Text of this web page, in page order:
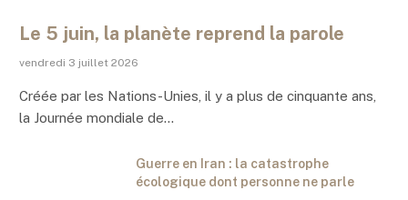
Le 5 juin, la planète reprend la parole
vendredi 3 juillet 2026
Créée par les Nations-Unies, il y a plus de cinquante ans,
la Journée mondiale de…
Guerre en Iran : la catastrophe
écologique dont personne ne parle